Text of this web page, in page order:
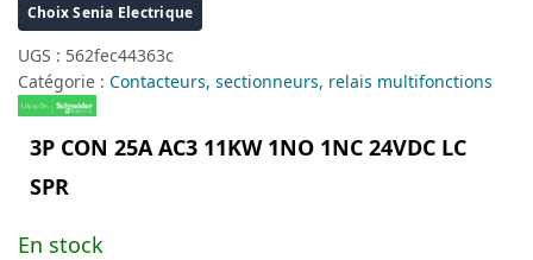
Choix Senia Electrique
UGS : 562fec44363c
Catégorie : Contacteurs, sectionneurs, relais multifonctions
3P CON 25A AC3 11KW 1NO 1NC 24VDC LC
SPR
En stock